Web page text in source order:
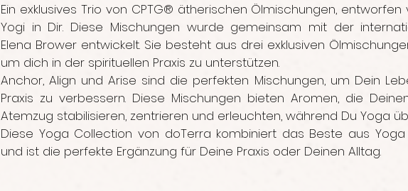
Ein exklusives Trio von CPTG® ätherischen Ölmischungen, entworfen
Yogi in Dir. Diese Mischungen wurde gemeinsam mit der
Elena Brower entwickelt. Sie besteht aus drei exklusiven
um dich in der spirituellen Praxis zu unterstützen.
Anchor, Align und Arise sind die perfekten Mischungen, um Dein
Praxis zu verbessern. Diese Mischungen bieten Aromen, die
Atemzug stabilisieren, zentrieren und erleuchten, während Du Yoga
Diese Yoga Collection von doTerra kombiniert das Beste aus
und ist die perfekte Ergänzung für Deine Praxis oder Deinen Alltag.